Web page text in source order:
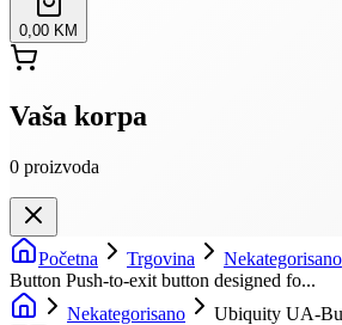
0,00 KM
Vaša korpa
0 proizvoda
Početna Trgovina Nekategorisano
Button Push-to-exit button designed fo...
Nekategorisano
Ubiquity UA-